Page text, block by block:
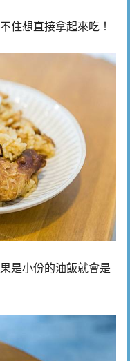
住想直接拿起來吃！
是小份的油飯就會是